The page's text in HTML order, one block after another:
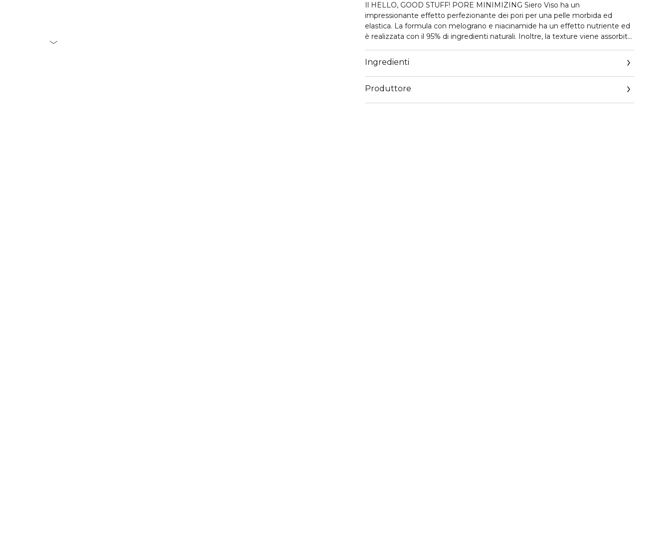
Il HELLO, GOOD STUFF! PORE MINIMIZING Siero Viso ha un
impressionante effetto perfezionante dei pori per una pelle morbida ed
elastica. La formula con melograno e niacinamide ha un effetto nutriente ed
è realizzata con il 95% di ingredienti naturali. Inoltre, la texture viene assorbita
Ingredienti
Produttore